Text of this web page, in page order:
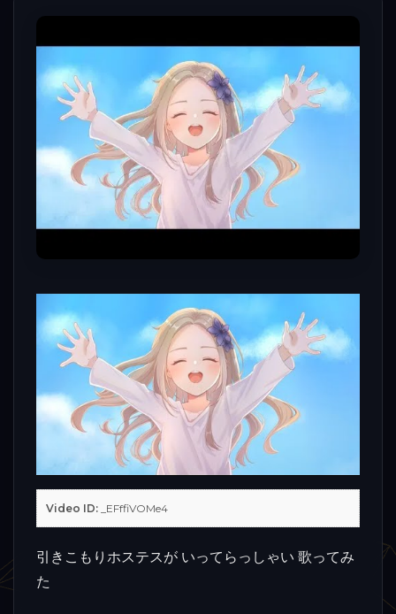
Video ID: _EFffiVOMe4
引きこもりホステスが いってらっしゃい 歌ってみ
た